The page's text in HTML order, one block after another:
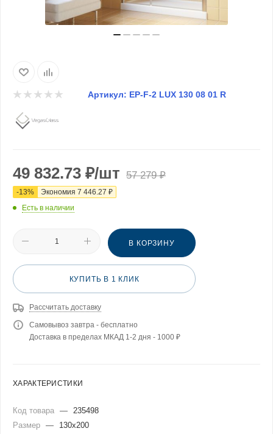
Артикул: EP-F-2 LUX 130 08 01 R
49 832.73 ₽/шт 57 279₽
-13% Экономия 7 446.27 ₽
Есть в наличии
В КОРЗИНУ
КУПИТЬ В 1 КЛИК
Рассчитать доставку
Самовывоз завтра - бесплатно
Доставка в пределах МКАД 1-2 дня - 1000 ₽
ХАРАКТЕРИСТИКИ
Код товара —
235498
Размер —
130x200